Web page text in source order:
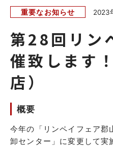
重要なお知らせ 2023
第28回リン
催致します
店）
概要
今年の「リンペイフェア郡
卸センター」に変更して実